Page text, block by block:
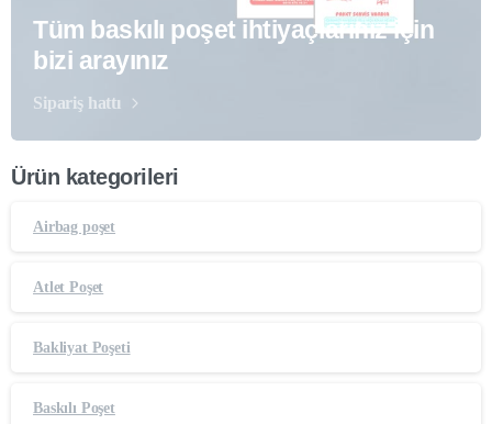
Tüm baskılı poşet ihtiyaçlarınız için
bizi arayınız
Sipariş hattı
Ürün kategorileri
Airbag poşet
Atlet Poşet
Bakliyat Poşeti
Baskılı Poşet